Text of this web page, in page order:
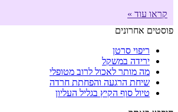
קראו עוד »
פוסטים אחרונים
ריפוי סרטן
ירידה במשקל
מה מותר לאכול לרוב מטופלי
שיחת הרגעה והפחתת חרדה
טיול סוף הקיץ בגליל העליון